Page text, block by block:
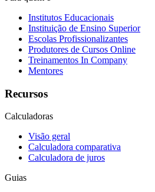
Institutos Educacionais
Instituição de Ensino Superior
Escolas Profissionalizantes
Produtores de Cursos Online
Treinamentos In Company
Mentores
Recursos
Calculadoras
Visão geral
Calculadora comparativa
Calculadora de juros
Guias